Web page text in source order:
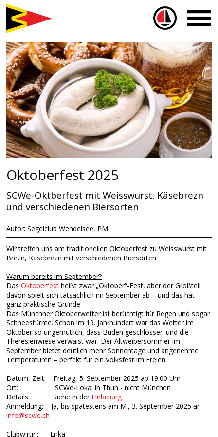
Sailbox
Oktoberfest 2025
SCWe-Oktberfest mit Weisswurst, Käsebrezn
und verschiedenen Biersorten
Autor: Segelclub Wendelsee, PM
Wir treffen uns am traditionellen Oktoberfest zu Weisswurst mit
Brezn, Käsebrezn mit verschiedenen Biersorten.
Warum bereits im September?
DasOktoberfest heißt zwar „Oktober“-Fest, aber der Großteil
davon spielt sich tatsächlich im September ab – und das hat
ganz praktische Gründe:
Das Münchner Oktoberwetter ist berüchtigt für Regen und sogar
Schneestürme. Schon im 19. Jahrhundert war das Wetter im
Oktober so ungemütlich, dass Buden geschlossen und die
Theresienwiese verwaist war. Der Altweibersommer im
September bietet deutlich mehr Sonnentage und angenehme
Temperaturen – perfekt für ein Volksfest im Freien.
Datum, Zeit: Freitag, 5. September 2025 ab 19:00 Uhr
Ort: SCWe-Lokal in Thun - nicht München
Details: Siehe in der Einladung
Anmeldung: Ja, bis spätestens am Mi, 3. September 2025 an
info@scwe.ch
Clubwirtin: Erika